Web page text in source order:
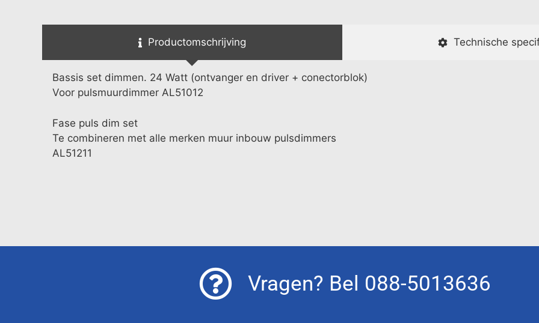
Productomschrijving Technische
Bassis set dimmen. 24 Watt (ontvanger en driver + conectorblok)
Voor pulsmuurdimmer AL51012
Fase puls dim set
Te combineren met alle merken muur inbouw pulsdimmers
AL51211
Vragen? Bel 088-5013636